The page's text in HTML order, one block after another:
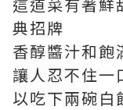
典招牌
香醇醬汁和飽
讓人忍不住一
以吃下兩碗白